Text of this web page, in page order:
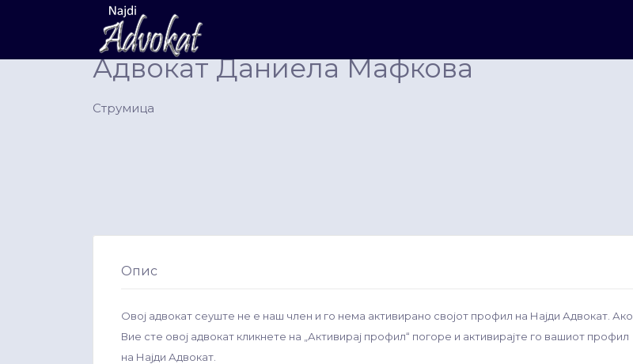
Search
for:
Адвокат Даниела Мафкова
Струмица
Опис
Овој адвокат сеуште не е наш член и го нема активирано својот профил на Најди Адвокат. Ако
Вие сте овој адвокат кликнете на „Активирај профил“ погоре и активирајте го вашиот профил
на Најди Адвокат.